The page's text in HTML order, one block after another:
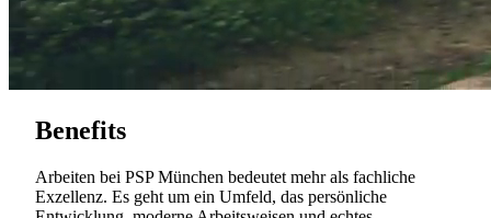
Benefits
Arbeiten bei PSP München bedeutet mehr als fachliche
Exzellenz. Es geht um ein Umfeld, das persönliche